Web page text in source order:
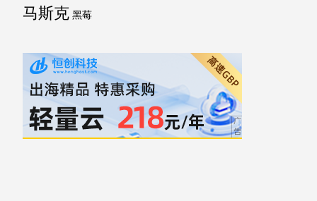
马斯克 黑莓